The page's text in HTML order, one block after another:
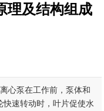
理及结构组成
心泵在工作前，泵体和
速转动时，叶片促使水